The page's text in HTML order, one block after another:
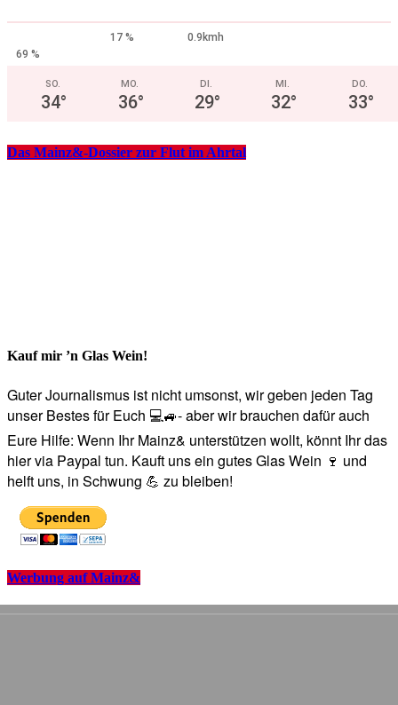
17 %
0.9kmh
69 %
SO.
34°
MO.
36°
DI.
29°
MI.
32°
DO.
33°
Das Mainz&-Dossier zur Flut im Ahrtal
Kauf mir ’n Glas Wein!
Guter Journalismus ist nicht umsonst, wir geben jeden Tag
unser Bestes für Euch 💻🚙- aber wir brauchen dafür auch
Eure Hilfe: Wenn Ihr Mainz& unterstützen wollt, könnt Ihr das
hier via Paypal tun. Kauft uns ein gutes Glas Wein 🍷 und
helft uns, in Schwung 💪 zu bleiben!
Werbung auf Mainz&